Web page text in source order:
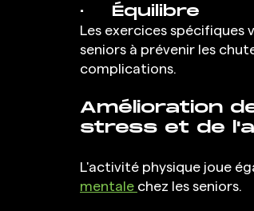
·  	Équilibre
Les exercices spécifiques
seniors à prévenir les
complications.
Amélioration
stress et de
L'activité physique joue
mentale chez les seniors.